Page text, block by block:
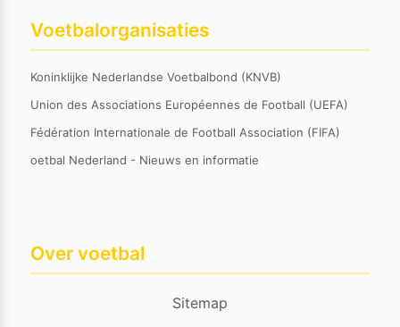
Voetbalorganisaties
Koninklijke Nederlandse Voetbalbond (KNVB)
Union des Associations Européennes de Football (UEFA)
Fédération Internationale de Football Association (FIFA)
oetbal Nederland - Nieuws en informatie
Over voetbal
Sitemap